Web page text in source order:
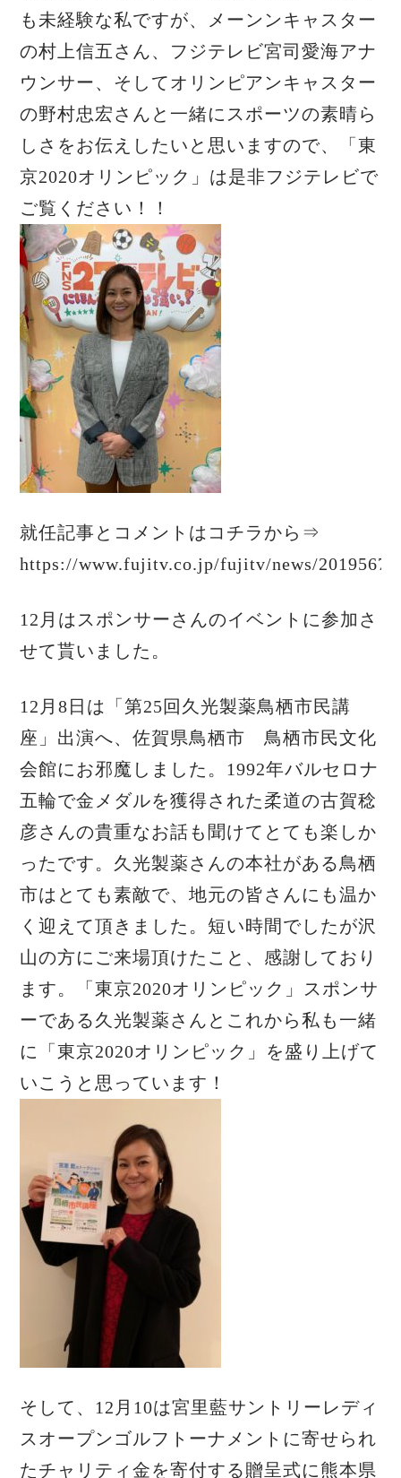
も未経験な私ですが、メーンンキャスター
の村上信五さん、フジテレビ宮司愛海アナ
ウンサー、そしてオリンピアンキャスター
の野村忠宏さんと一緒にスポーツの素晴ら
しさをお伝えしたいと思いますので、「東
京2020オリンピック」は是非フジテレビで
ご覧ください！！
就任記事とコメントはコチラから⇒
https://www.fujitv.co.jp/fujitv/news/
12月はスポンサーさんのイベントに参加さ
せて貰いました。
12月8日は「第25回久光製薬鳥栖市民講
座」出演へ、佐賀県鳥栖市 鳥栖市民文化
会館にお邪魔しました。1992年バルセロナ
五輪で金メダルを獲得された柔道の古賀稔
彦さんの貴重なお話も聞けてとても楽しか
ったです。久光製薬さんの本社がある鳥栖
市はとても素敵で、地元の皆さんにも温か
く迎えて頂きました。短い時間でしたが沢
山の方にご来場頂けたこと、感謝しており
ます。「東京2020オリンピック」スポンサ
ーである久光製薬さんとこれから私も一緒
に「東京2020オリンピック」を盛り上げて
いこうと思っています！
そして、12月10は宮里藍サントリーレディ
スオープンゴルフトーナメントに寄せられ
たチャリティ金を寄付する贈呈式に熊本県